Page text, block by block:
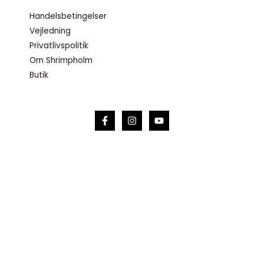
Handelsbetingelser
Vejledning
Privatlivspolitik
Om Shrimpholm
Butik